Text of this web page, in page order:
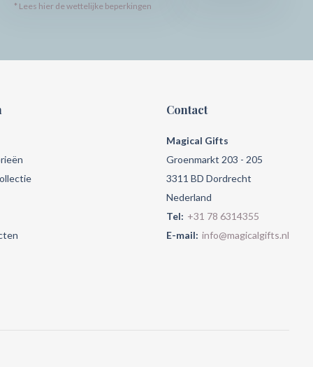
* Lees hier de wettelijke beperkingen
Contact
Magical Gifts
Groenmarkt 203 - 205
3311 BD Dordrecht
Nederland
Tel: +31 78 6314355
E-mail: info@magicalgifts.nl